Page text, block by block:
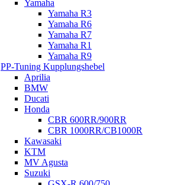
Yamaha
Yamaha R3
Yamaha R6
Yamaha R7
Yamaha R1
Yamaha R9
PP-Tuning Kupplungshebel
Aprilia
BMW
Ducati
Honda
CBR 600RR/900RR
CBR 1000RR/CB1000R
Kawasaki
KTM
MV Agusta
Suzuki